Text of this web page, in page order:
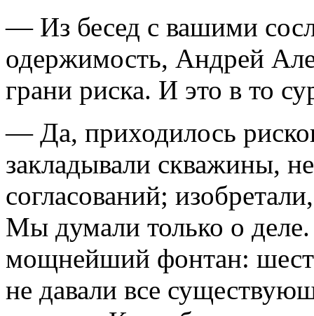
— Из бесед с вашими
одержимость, Андрей
грани риска. И это в то
— Да, приходилось
закладывали скважины,
согласований;
Мы думали только о
мощнейший фонтан:
не давали все